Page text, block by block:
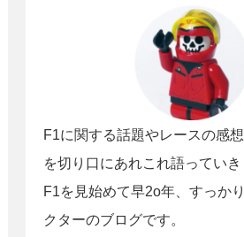
F1に関する話題やレースの感
を切り口にあれこれ語っていき
F1を見始めて早2o年、すっか
クターのブログです。